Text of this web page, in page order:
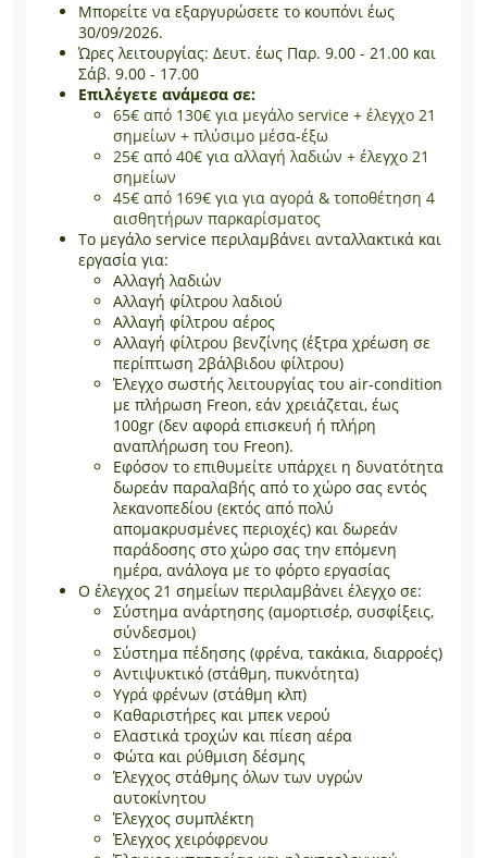
Μπορείτε να εξαργυρώσετε το κουπόνι έως
30/09/2026.
Ώρες λειτουργίας: Δευτ. έως Παρ. 9.00 - 21.00 και
Σάβ. 9.00 - 17.00
Επιλέγετε ανάμεσα σε:
65€ από 130€ για μεγάλο service + έλεγχο 21
σημείων + πλύσιμο μέσα-έξω
25€ από 40€ για αλλαγή λαδιών + έλεγχο 21
σημείων
45€ από 169€ για για αγορά & τοποθέτηση 4
αισθητήρων παρκαρίσματος
Το μεγάλο service περιλαμβάνει ανταλλακτικά και
εργασία για:
Αλλαγή λαδιών
Αλλαγή φίλτρου λαδιού
Αλλαγή φίλτρου αέρος
Αλλαγή φίλτρου βενζίνης (έξτρα χρέωση σε
περίπτωση 2βάλβιδου φίλτρου)
Έλεγχο σωστής λειτουργίας του air-condition
με πλήρωση Freon, εάν χρειάζεται, έως
100gr (δεν αφορά επισκευή ή πλήρη
αναπλήρωση του Freon).
Εφόσον το επιθυμείτε υπάρχει η δυνατότητα
δωρεάν παραλαβής από το χώρο σας εντός
λεκανοπεδίου (εκτός από πολύ
απομακρυσμένες περιοχές) και δωρεάν
παράδοσης στο χώρο σας την επόμενη
ημέρα, ανάλογα με το φόρτο εργασίας
Ο έλεγχος 21 σημείων περιλαμβάνει έλεγχο σε:
Σύστημα ανάρτησης (αμορτισέρ, συσφίξεις,
σύνδεσμοι)
Σύστημα πέδησης (φρένα, τακάκια, διαρροές)
Αντιψυκτικό (στάθμη, πυκνότητα)
Υγρά φρένων (στάθμη κλπ)
Καθαριστήρες και μπεκ νερού
Ελαστικά τροχών και πίεση αέρα
Φώτα και ρύθμιση δέσμης
Έλεγχος στάθμης όλων των υγρών
αυτοκίνητου
Έλεγχος συμπλέκτη
Έλεγχος χειρόφρενου